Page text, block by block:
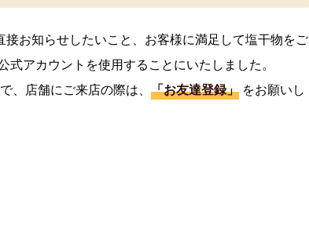
お知らせしたいこと、お客様に満足して塩干物をご
アカウントを使用することにいたしました。
、店舗にご来店の際は、 「お友達登録」 をお願いし